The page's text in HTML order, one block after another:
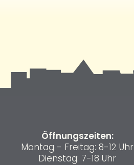
Öffnungszeiten:
Montag - Freitag: 8-12 Uhr
Dienstag: 7-18 Uhr